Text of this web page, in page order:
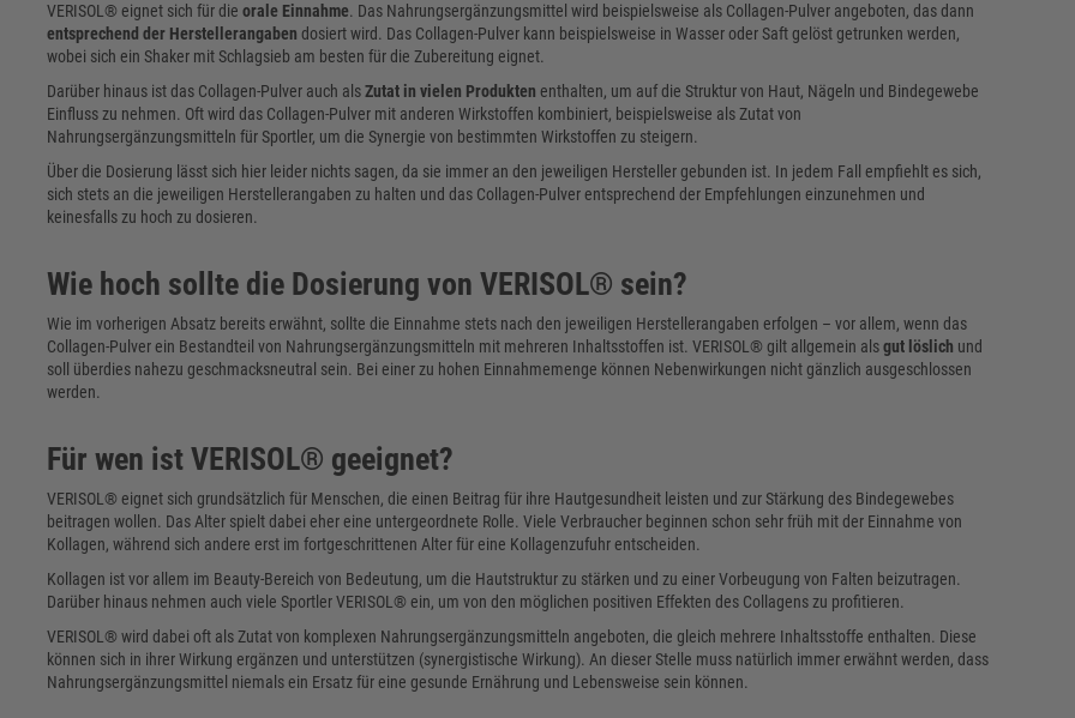
VERISOL® eignet sich für die orale Einnahme. Das Nahrungsergänzungsmittel wird beispielsweise als Collagen-Pulver angeboten, das dann
entsprechend der Herstellerangaben dosiert wird. Das Collagen-Pulver kann beispielsweise in Wasser oder Saft gelöst getrunken werden,
wobei sich ein Shaker mit Schlagsieb am besten für die Zubereitung eignet.
Darüber hinaus ist das Collagen-Pulver auch alsZutat in vielen Produkten enthalten, um auf die Struktur von Haut, Nägeln und Bindegewebe
Einfluss zu nehmen. Oft wird das Collagen-Pulver mit anderen Wirkstoffen kombiniert, beispielsweise als Zutat von
Nahrungsergänzungsmitteln für Sportler, um die Synergie von bestimmten Wirkstoffen zu steigern.
Über die Dosierung lässt sich hier leider nichts sagen, da sie immer an den jeweiligen Hersteller gebunden ist. In jedem Fall empfiehlt es sich,
sich stets an die jeweiligen Herstellerangaben zu halten und das Collagen-Pulver entsprechend der Empfehlungen einzunehmen und
keinesfalls zu hoch zu dosieren.
Wie hoch sollte die Dosierung von VERISOL® sein?
Wie im vorherigen Absatz bereits erwähnt, sollte die Einnahme stets nach den jeweiligen Herstellerangaben erfolgen – vor allem, wenn das
Collagen-Pulver ein Bestandteil von Nahrungsergänzungsmitteln mit mehreren Inhaltsstoffen ist. VERISOL® gilt allgemein alsgut löslich und
soll überdies nahezu geschmacksneutral sein. Bei einer zu hohen Einnahmemenge können Nebenwirkungen nicht gänzlich ausgeschlossen
werden.
Für wen ist VERISOL® geeignet?
VERISOL® eignet sich grundsätzlich für Menschen, die einen Beitrag für ihre Hautgesundheit leisten und zur Stärkung des Bindegewebes
beitragen wollen. Das Alter spielt dabei eher eine untergeordnete Rolle. Viele Verbraucher beginnen schon sehr früh mit der Einnahme von
Kollagen, während sich andere erst im fortgeschrittenen Alter für eine Kollagenzufuhr entscheiden.
Kollagen ist vor allem im Beauty-Bereich von Bedeutung, um die Hautstruktur zu stärken und zu einer Vorbeugung von Falten beizutragen.
Darüber hinaus nehmen auch viele Sportler VERISOL® ein, um von den möglichen positiven Effekten des Collagens zu profitieren.
VERISOL® wird dabei oft als Zutat von komplexen Nahrungsergänzungsmitteln angeboten, die gleich mehrere Inhaltsstoffe enthalten. Diese
können sich in ihrer Wirkung ergänzen und unterstützen (synergistische Wirkung). An dieser Stelle muss natürlich immer erwähnt werden, dass
Nahrungsergänzungsmittel niemals ein Ersatz für eine gesunde Ernährung und Lebensweise sein können.